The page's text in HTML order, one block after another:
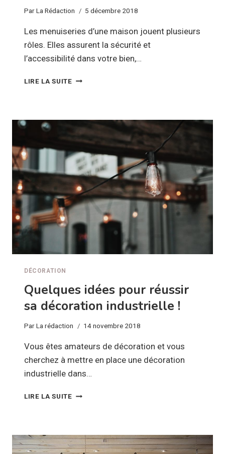
ParLa Rédaction 5 décembre 2018
Les menuiseries d’une maison jouent plusieurs
rôles. Elles assurent la sécurité et
l’accessibilité dans votre bien,…
LIRE LA SUITEDES
FERONT
TOUT
LE
CHARME
DE
VOTRE
MAISON
DÉCORATION
Quelques idées pour réussir
sa décoration industrielle !
ParLa rédaction 14 novembre 2018
Vous êtes amateurs de décoration et vous
cherchez à mettre en place une décoration
industrielle dans…
LIRE LA SUITEQUELQUES
SA
DÉCORATION